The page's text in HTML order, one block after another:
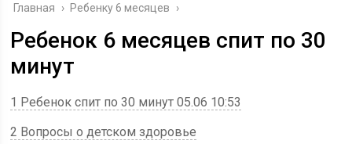
Главная › Ребенку 6 месяцев ›
Ребенок 6 месяцев спит по 30
минут
1 Ребенок спит по 30 минут 05.06 10:53
2 Вопросы о детском здоровье